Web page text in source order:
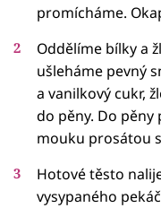
promícháme.
Oddělíme bílky a
ušleháme pevný
a vanilkový cukr,
do pěny. Do
mouku prosátou
Hotové těsto
vysypaného